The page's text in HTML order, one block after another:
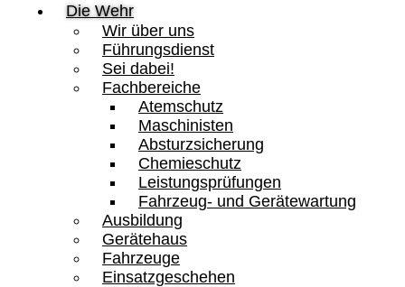
Die Wehr
Wir über uns
Führungsdienst
Sei dabei!
Fachbereiche
Atemschutz
Maschinisten
Absturzsicherung
Chemieschutz
Leistungsprüfungen
Fahrzeug- und Gerätewartung
Ausbildung
Gerätehaus
Fahrzeuge
Einsatzgeschehen